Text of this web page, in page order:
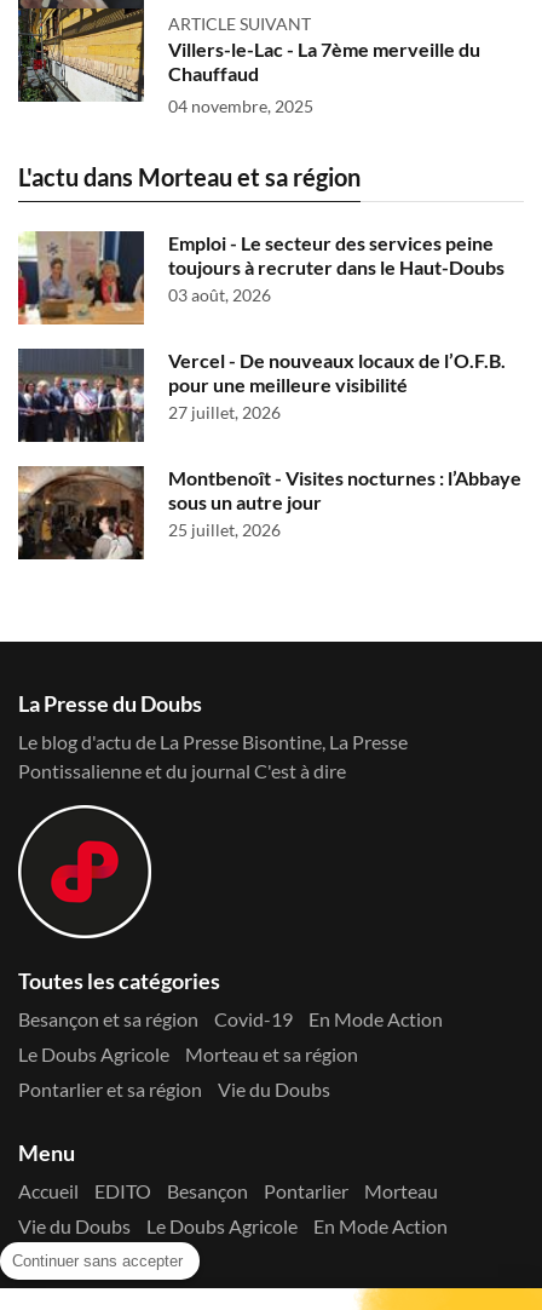
Continuer sans accepter
ARTICLE SUIVANT
Villers-le-Lac - La 7ème merveille du
Chauffaud
04 novembre, 2025
L'actu dans Morteau et sa région
Emploi - Le secteur des services peine
toujours à recruter dans le Haut-Doubs
03 août, 2026
Vercel - De nouveaux locaux de l’O.F.B.
pour une meilleure visibilité
27 juillet, 2026
Montbenoît - Visites nocturnes : l’Abbaye
sous un autre jour
25 juillet, 2026
La Presse du Doubs
Le blog d'actu de La Presse Bisontine, La Presse
Pontissalienne et du journal C'est à dire
Toutes les catégories
Besançon et sa région Covid-19
En Mode Action
Le Doubs Agricole
Morteau et sa région
Pontarlier et sa région
Vie du Doubs
Menu
Accueil EDITO Besançon Pontarlier
Morteau
Vie du Doubs
Le Doubs Agricole
En Mode Action
Contactez-nous !